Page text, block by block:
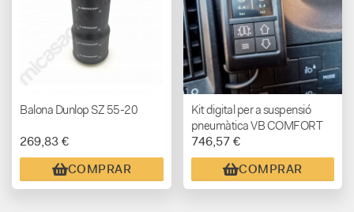
Balona Dunlop SZ 55-20
269,83 €
COMPRAR
Kit digital per a suspensió
pneumàtica VB COMFORT
SemiAir
746,57 €
COMPRAR